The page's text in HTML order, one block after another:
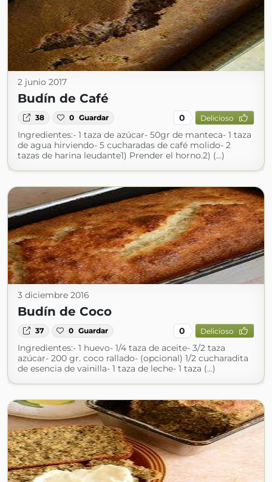
2 junio 2017
Budín de Café
38 0 Guardar 0 Delicioso
Ingredientes:- 1 taza de azúcar- 50gr de manteca- 1 taza
de agua hirviendo- 5 cucharadas de café molido- 2
tazas de harina leudante1) Prender el horno.2) (...)
3 diciembre 2016
Budín de Coco
37 0 Guardar 0 Delicioso
Ingredientes:- 1 huevo- 1/4 taza de aceite- 3/2 taza
azúcar- 200 gr. coco rallado- (opcional) 1/2 cucharadita
de esencia de vainilla- 1 taza de leche- 1 taza (...)